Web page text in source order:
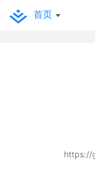
首页